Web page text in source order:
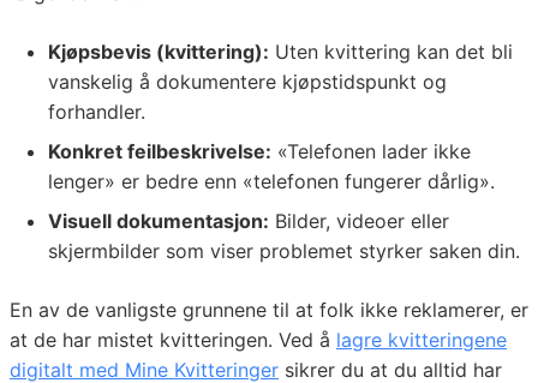
Kjøpsbevis (kvittering): Uten kvittering kan det bli
vanskelig å dokumentere kjøpstidspunkt og
forhandler.
Konkret feilbeskrivelse: «Telefonen lader ikke
lenger» er bedre enn «telefonen fungerer dårlig».
Visuell dokumentasjon: Bilder, videoer eller
skjermbilder som viser problemet styrker saken din.
En av de vanligste grunnene til at folk ikke reklamerer, er
at de har mistet kvitteringen. Ved å lagre kvitteringene
digitalt med Mine Kvitteringer sikrer du at du alltid har